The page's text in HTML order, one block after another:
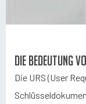
Die Bedeutung
Die URS (User